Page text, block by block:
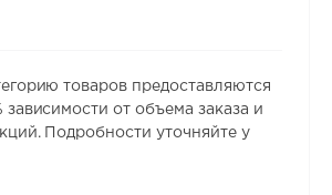
товаров предоставляются
зависимости от объема заказа и
Подробности уточняйте у